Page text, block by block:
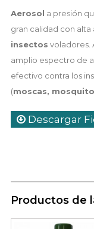
Aerosol a presión
gran calidad con
insectos voladores.
amplio espectro de
efectivo contra los
(moscas,
Descargar
Productos de